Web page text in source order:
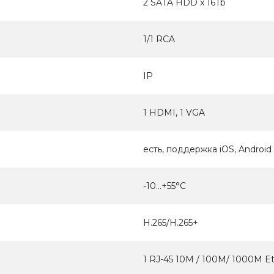
2 SATA HDD x 16Tb
1/1 RCA
IP
1 HDMI, 1 VGA
есть, поддержка iOS, Android
-10...+55°С
H.265/H.265+
1 RJ-45 10M / 100M/ 1000M